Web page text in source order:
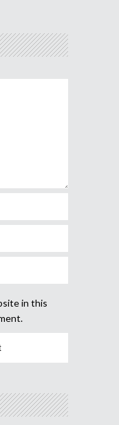
in this